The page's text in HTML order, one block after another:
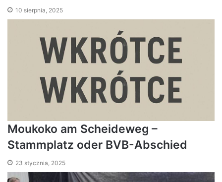
10 sierpnia, 2025
Moukoko am Scheideweg –
Stammplatz oder BVB-Abschied
23 stycznia, 2025